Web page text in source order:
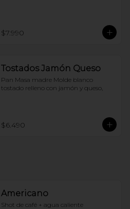
$7.990
Tostados Jamón Queso
Pan Masa madre Molde blanco
tostado relleno con jamón y queso,
$6.490
Americano
Shot de café + agua caliente